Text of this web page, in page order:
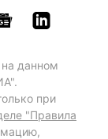
данном
при
"Правила